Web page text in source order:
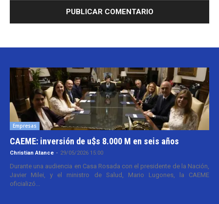
Empresas
CAEME: inversión de u$s 8.000 M en seis años
Christian Atance - 29/05/2026 15:00
Durante una audiencia en Casa Rosada con el presidente de la Nación,
Javier Milei, y el ministro de Salud, Mario Lugones, la CAEME
oficializó...